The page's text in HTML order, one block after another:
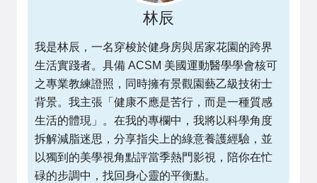
林辰
我是林辰，一名穿梭於健身房與居家花園的跨界
生活實踐者。具備 ACSM 美國運動醫學學會核可
之專業教練證照，同時擁有景觀園藝乙級技術士
背景。我主張「健康不應是苦行，而是一種質感
生活的體現」。在我的專欄中，我將以科學角度
拆解減脂迷思，分享指尖上的綠意養護經驗，並
以獨到的美學視角點評當季熱門影視，陪你在忙
碌的步調中，找回身心靈的平衡點。